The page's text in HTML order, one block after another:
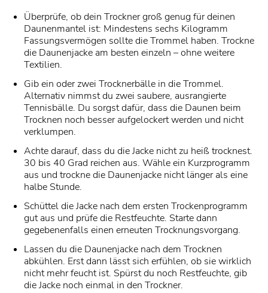
Überprüfe, ob dein Trockner groß genug für deinen
Daunenmantel ist: Mindestens sechs Kilogramm
Fassungsvermögen sollte die Trommel haben. Trockne
die Daunenjacke am besten einzeln – ohne weitere
Textilien.
Gib ein oder zwei Trocknerbälle in die Trommel.
Alternativ nimmst du zwei saubere, ausrangierte
Tennisbälle. Du sorgst dafür, dass die Daunen beim
Trocknen noch besser aufgelockert werden und nicht
verklumpen.
Achte darauf, dass du die Jacke nicht zu heiß trocknest.
30 bis 40 Grad reichen aus. Wähle ein Kurzprogramm
aus und trockne die Daunenjacke nicht länger als eine
halbe Stunde.
Schüttel die Jacke nach dem ersten Trockenprogramm
gut aus und prüfe die Restfeuchte. Starte dann
gegebenenfalls einen erneuten Trocknungsvorgang.
Lassen du die Daunenjacke nach dem Trocknen
abkühlen. Erst dann lässt sich erfühlen, ob sie wirklich
nicht mehr feucht ist. Spürst du noch Restfeuchte, gib
die Jacke noch einmal in den Trockner.